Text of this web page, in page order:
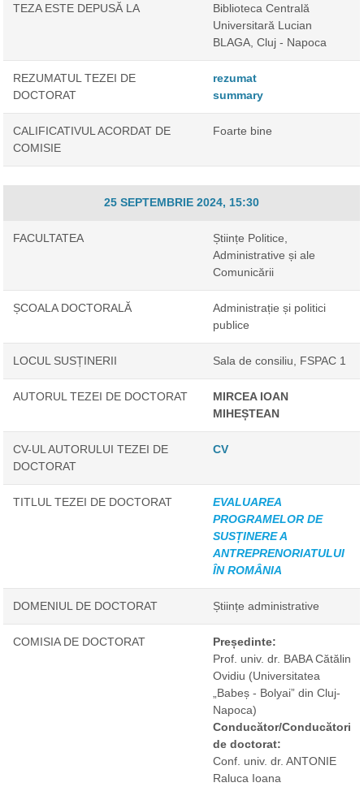
TEZA ESTE DEPUSĂ LA
Biblioteca Centrală
Universitară Lucian
BLAGA, Cluj - Napoca
REZUMATUL TEZEI DE
DOCTORAT
rezumat
summary
CALIFICATIVUL ACORDAT DE
COMISIE
Foarte bine
25 SEPTEMBRIE 2024, 15:30
FACULTATEA
Științe Politice,
Administrative și ale
Comunicării
ȘCOALA DOCTORALĂ
Administrație și politici
publice
LOCUL SUSȚINERII Sala de consiliu, FSPAC 1
AUTORUL TEZEI DE DOCTORAT
MIRCEA IOAN
MIHEȘTEAN
CV-UL AUTORULUI TEZEI DE
DOCTORAT
CV
TITLUL TEZEI DE DOCTORAT
EVALUAREA
PROGRAMELOR DE
SUSȚINERE A
ANTREPRENORIATULUI
ÎN ROMÂNIA
DOMENIUL DE DOCTORAT Științe administrative
COMISIA DE DOCTORAT
Președinte:
Prof. univ. dr. BABA Cătălin
Ovidiu (Universitatea
„Babeș - Bolyai” din Cluj-
Napoca)
Conducător/Conducători
de doctorat:
Conf. univ. dr. ANTONIE
Raluca Ioana